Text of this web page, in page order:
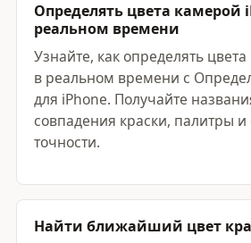
Определять цвета камерой
реальном времени
Узнайте, как определять
в реальном времени с
для iPhone. Получайте
совпадения краски, палитры и
точности.
Найти ближайший цвет